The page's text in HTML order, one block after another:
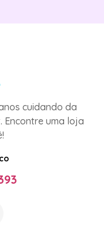
cuidando da
Encontre uma loja